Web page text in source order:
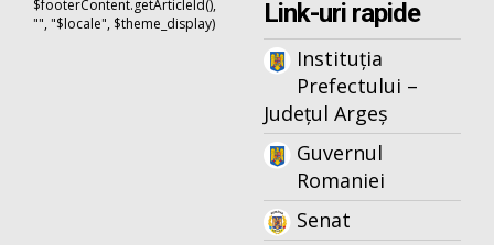
$footerContent.getArticleId(),
"", "$locale", $theme_display)
Link-uri rapide
Instituția
Prefectului –
Județul Argeș
Guvernul
Romaniei
Senat